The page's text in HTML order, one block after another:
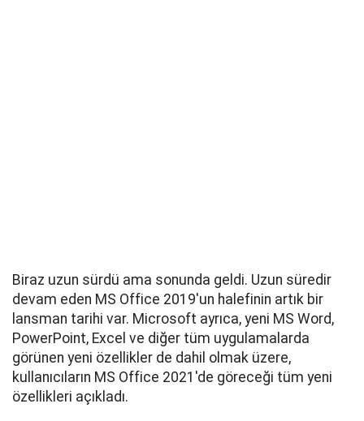
Biraz uzun sürdü ama sonunda geldi. Uzun süredir
devam eden MS Office 2019'un halefinin artık bir
lansman tarihi var. Microsoft ayrıca, yeni MS Word,
PowerPoint, Excel ve diğer tüm uygulamalarda
görünen yeni özellikler de dahil olmak üzere,
kullanıcıların MS Office 2021'de göreceği tüm yeni
özellikleri açıkladı.